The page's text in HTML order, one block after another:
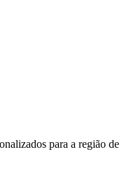
para a região de